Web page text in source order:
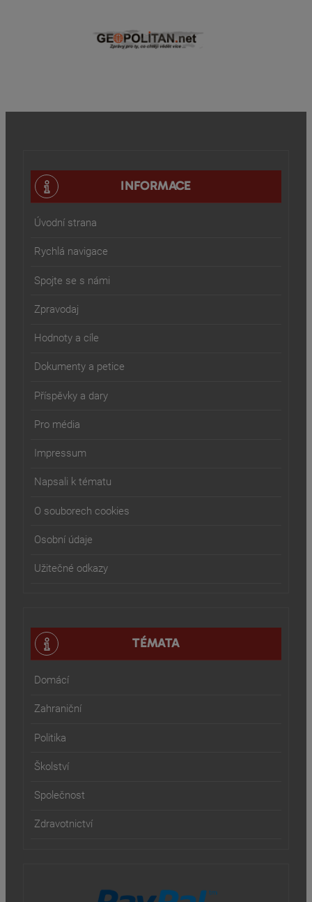
INFORMACE
Úvodní strana
Rychlá navigace
Spojte se s námi
Zpravodaj
Hodnoty a cíle
Dokumenty a petice
Příspěvky a dary
Pro média
Impressum
Napsali k tématu
O souborech cookies
Osobní údaje
Užitečné odkazy
TÉMATA
Domácí
Zahraniční
Politika
Školství
Společnost
Zdravotnictví